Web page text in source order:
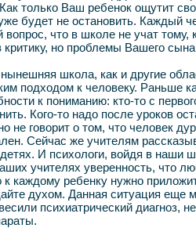
только Ваш ребенок ощутит
будет не остановить. Каждый
что в школе не учат тому,
критику, но проблемы Вашего
школа, как и другие
подходом к человеку. Раньше
к пониманию: кто-то с
Кого-то надо после уроков
не говорит о том, что человек
Сейчас же учителям
И психологи, войдя в наши
учителях уверенность, что
каждому ребенку нужно
духом. Данная ситуация еще
психиатрический диагноз,